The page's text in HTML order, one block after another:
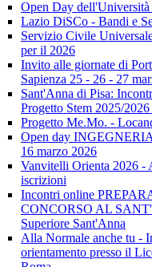
Open Day
Lazio DiSCo - Bandi e
Servizio Civile
per il 2026
Invito alle giornate di
Sapienza 25 - 26 - 27
Sant'Anna di Pisa:
Progetto Stem 2025/
Progetto Me.Mo. -
Open day
16 marzo 2026
Vanvitelli Orienta 2026 -
iscrizioni
Incontri online
CONCORSO AL
Superiore Sant'Anna
Alla Normale anche tu -
orientamento presso il